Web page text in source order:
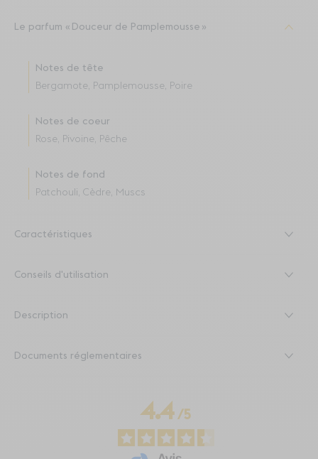
Le parfum Douceur de Pamplemousse
Notes de tête
Bergamote, Pamplemousse, Poire
Notes de coeur
Rose, Pivoine, Pêche
Notes de fond
Patchouli, Cèdre, Muscs
Caractéristiques
Conseils d'utilisation
Description
Documents réglementaires
4.4/5